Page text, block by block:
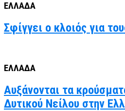
ΕΛΛΑΔΑ
Σφίγγει ο κλοιός για
ΕΛΛΑΔΑ
Αυξάνονται τα
Δυτικού Νείλου στην